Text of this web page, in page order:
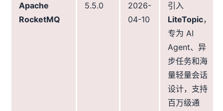
Apache
RocketMQ
5.5.0
2026-
04-10
引入
LiteTopic，
专为 AI
Agent、异
步任务和海
量轻量会话
设计，支持
百万级通